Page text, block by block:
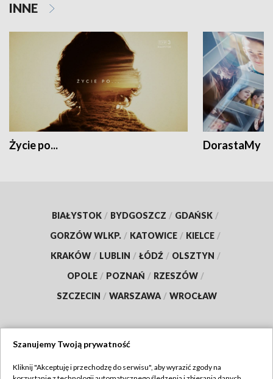
INNE
Życie po... DorastaMy
BIAŁYSTOK / BYDGOSZCZ / GDAŃSK /
GORZÓW WLKP. / KATOWICE / KIELCE /
KRAKÓW / LUBLIN / ŁÓDŹ / OLSZTYN /
OPOLE / POZNAŃ / RZESZÓW /
SZCZECIN / WARSZAWA / WROCŁAW
Szanujemy Twoją prywatność
Kliknij "Akceptuję i przechodzę do serwisu", aby wyrazić zgody na